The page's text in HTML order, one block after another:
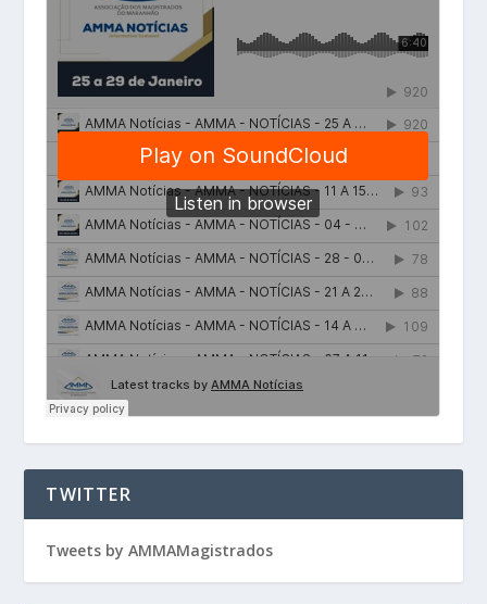
TWITTER
Tweets by AMMAMagistrados